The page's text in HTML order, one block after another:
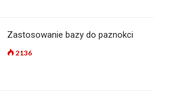
Zastosowanie bazy do paznokci
2136